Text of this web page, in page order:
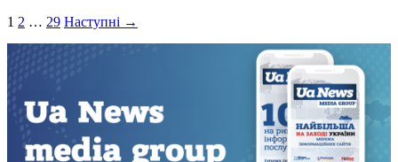
Пагінація
записів
1 2 … 29 Наступні →